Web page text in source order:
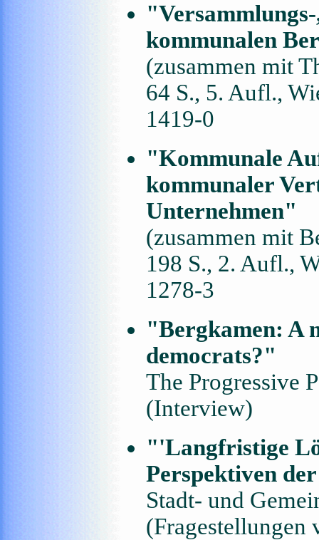
kommunalen
(zusammen mit
64 S., 5. Aufl.,
1419-0
"Kommunale
kommunaler
Unternehmen"
(zusammen mit
198 S., 2. Aufl.,
1278-3
"Bergkamen: A
democrats?"
The Progressive
(Interview)
"'Langfristige
Perspektiven
Stadt- und
(Fragestellungen